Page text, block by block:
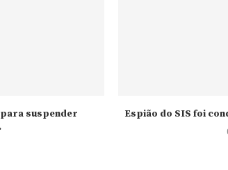
suspender
Espião do SIS foi